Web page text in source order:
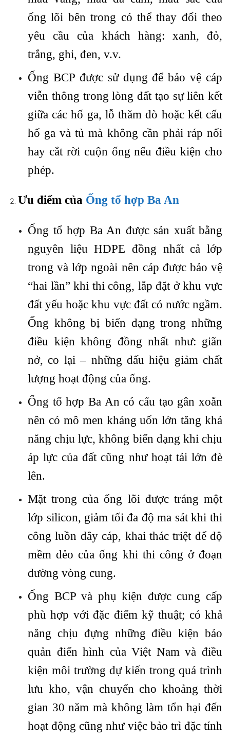
ống lõi bên trong có thể thay đổi theo
yêu cầu của khách hàng: xanh, đỏ,
trắng, ghi, đen, v.v.
Ống BCP được sử dụng để bảo vệ cáp
viễn thông trong lòng đất tạo sự liên kết
giữa các hố ga, lỗ thăm dò hoặc kết cấu
hố ga và tủ mà không cần phải ráp nối
hay cắt rời cuộn ống nếu điều kiện cho
phép.
Ưu điểm của Ống tổ hợp Ba An
Ống tổ hợp Ba An được sản xuất bằng
nguyên liệu HDPE đồng nhất cả lớp
trong và lớp ngoài nên cáp được bảo vệ
“hai lần” khi thi công, lắp đặt ở khu vực
đất yếu hoặc khu vực đất có nước ngầm.
Ống không bị biến dạng trong những
điều kiện không đồng nhất như: giãn
nở, co lại – những dấu hiệu giảm chất
lượng hoạt động của ống.
Ống tổ hợp Ba An có cấu tạo gân xoắn
nên có mô men kháng uốn lớn tăng khả
năng chịu lực, không biến dạng khi chịu
áp lực của đất cũng như hoạt tải lớn đè
lên.
Mặt trong của ống lõi được tráng một
lớp silicon, giảm tối đa độ ma sát khi thi
công luồn dây cáp, khai thác triệt để độ
mềm dẻo của ống khi thi công ở đoạn
đường vòng cung.
Ống BCP và phụ kiện được cung cấp
phù hợp với đặc điểm kỹ thuật; có khả
năng chịu đựng những điều kiện bảo
quản điển hình của Việt Nam và điều
kiện môi trường dự kiến trong quá trình
lưu kho, vận chuyển cho khoảng thời
gian 30 năm mà không làm tổn hại đến
hoạt động cũng như việc bảo trì đặc tính